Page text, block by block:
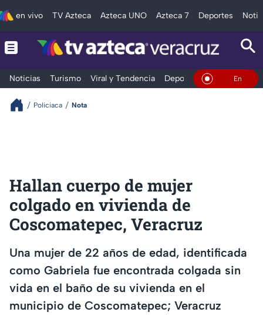
en vivo TV Azteca Azteca UNO Azteca 7 Deportes
Noticias Turismo Viral y Tendencia Deportes Espectáculos
En Vivo
Policiaca Nota
Hallan cuerpo de mujer
colgado en vivienda de
Coscomatepec, Veracruz
Una mujer de 22 años de edad, identificada
como Gabriela fue encontrada colgada sin
vida en el baño de su vivienda en el
municipio de Coscomatepec; Veracruz